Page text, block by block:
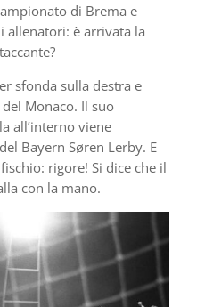
di Brema e
allenatori: è arrivata la
sfonda sulla destra e
Monaco. Il suo
all’interno viene
Bayern Søren Lerby. E
rigore! Si dice che il
con la mano.